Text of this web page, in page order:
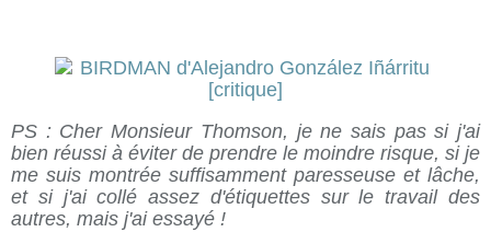
PS : Cher Monsieur Thomson, je ne sais pas si j'ai
bien réussi à éviter de prendre le moindre risque, si je
me suis montrée suffisamment paresseuse et lâche,
et si j'ai collé assez d'étiquettes sur le travail des
autres, mais j'ai essayé !